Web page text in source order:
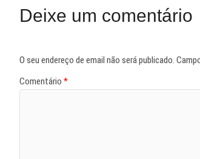
Deixe um comentário
O seu endereço de email não será publicado.
Comentário *